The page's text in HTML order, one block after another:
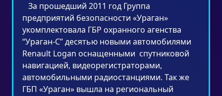
За прошедший 2011 год Группа
предприятий безопасности «Ураган»
укомплектовала ГБР охранного агенства
“Ураган-С” десятью новыми автомобилями
Renault Logan оснащенными спутниковой
навигацией, видеорегистраторами,
автомобильными радиостанциями. Так же
ГБП «Ураган» вышла на региональный